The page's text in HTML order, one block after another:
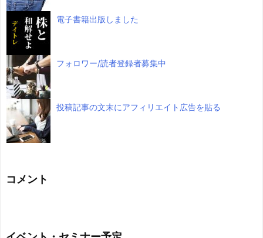
電子書籍出版しました
フォロワー/読者登録者募集中
投稿記事の文末にアフィリエイト広告を貼る
コメント